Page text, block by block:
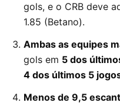
gols, e o CRB deve
1.85 (Betano).
Ambas as equipes
gols em 5 dos
4 dos últimos 5
Menos de 9,5